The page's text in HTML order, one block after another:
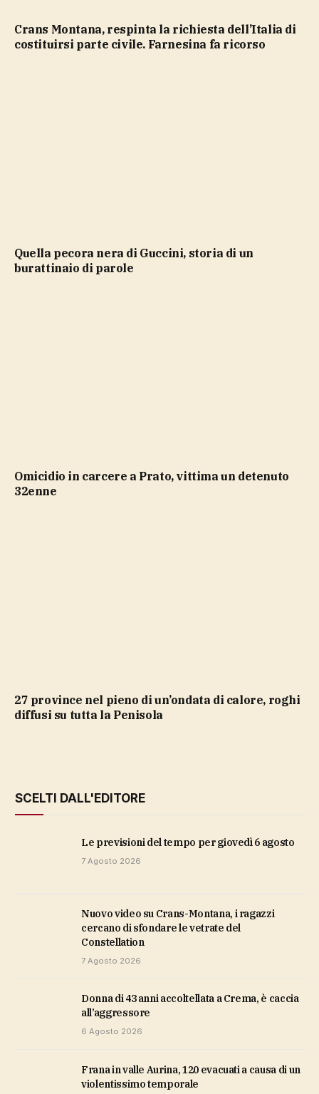
Crans Montana, respinta la richiesta dell’Italia di
costituirsi parte civile. Farnesina fa ricorso
Quella pecora nera di Guccini, storia di un
burattinaio di parole
Omicidio in carcere a Prato, vittima un detenuto
32enne
27 province nel pieno di un’ondata di calore, roghi
diffusi su tutta la Penisola
SCELTI DALL'EDITORE
Le previsioni del tempo per giovedì 6 agosto
7 Agosto 2026
Nuovo video su Crans-Montana, i ragazzi
cercano di sfondare le vetrate del
Constellation
7 Agosto 2026
Donna di 43 anni accoltellata a Crema, è caccia
all’aggressore
6 Agosto 2026
Frana in valle Aurina, 120 evacuati a causa di un
violentissimo temporale